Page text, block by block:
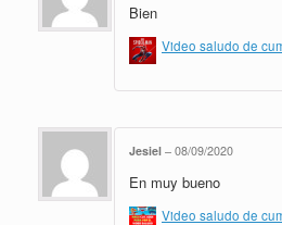
Bien
Video saludo de
Jesiel – 08/09/2020
En muy bueno
Video saludo de